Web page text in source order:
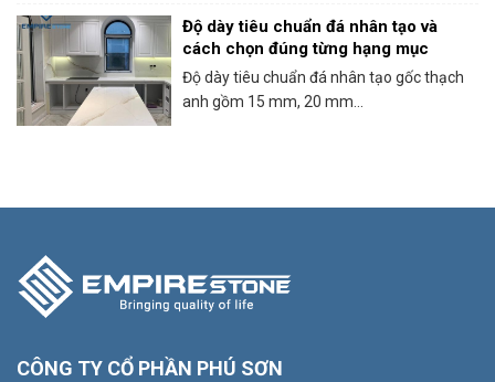
Độ dày tiêu chuẩn đá nhân tạo và
cách chọn đúng từng hạng mục
Độ dày tiêu chuẩn đá nhân tạo gốc thạch
anh gồm 15 mm, 20 mm...
CÔNG TY CỔ PHẦN PHÚ SƠN